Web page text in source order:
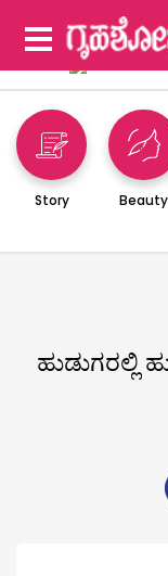
Story Beauty
ಹುಡುಗರಲ್ಲಿ